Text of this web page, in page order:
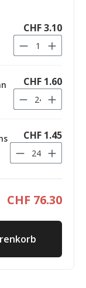
CHF 3.10
CHF 1.60
CHF 1.45
CHF 76.30